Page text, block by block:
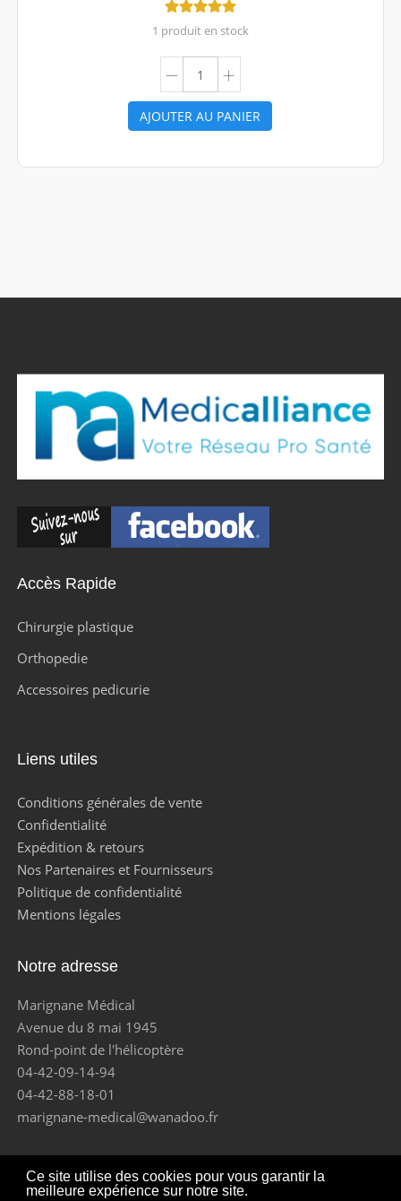
Ce site utilise des cookies pour vous garantir la
meilleure expérience sur notre site.
1 produit en stock
AJOUTER AU PANIER
Accès Rapide
Chirurgie plastique
Orthopedie
Accessoires pedicurie
Liens utiles
Conditions générales de vente
Confidentialité
Expédition & retours
Nos Partenaires et Fournisseurs
Politique de confidentialité
Mentions légales
Notre adresse
Marignane Médical
Avenue du 8 mai 1945
Rond-point de l'hélicoptère
04-42-09-14-94
04-42-88-18-01
marignane-medical@wanadoo.fr